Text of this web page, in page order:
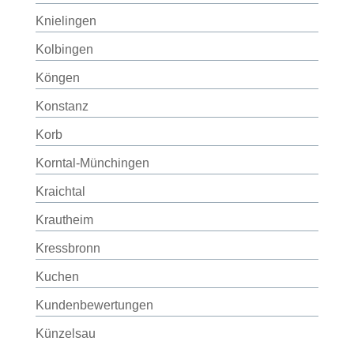
Knielingen
Kolbingen
Köngen
Konstanz
Korb
Korntal-Münchingen
Kraichtal
Krautheim
Kressbronn
Kuchen
Kundenbewertungen
Künzelsau